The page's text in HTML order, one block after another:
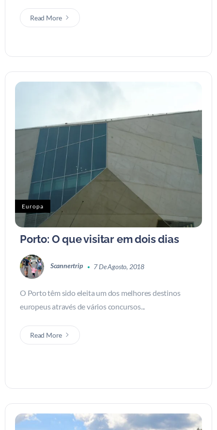
Read More
Europa
Porto: O que visitar em dois dias
Scannertrip 7 De Agosto, 2018
O Porto têm sido eleita um dos melhores destinos
europeus através de vários concursos...
Read More